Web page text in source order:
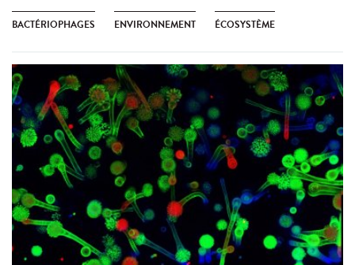
BACTÉRIOPHAGES ENVIRONNEMENT ÉCOSYSTÈME